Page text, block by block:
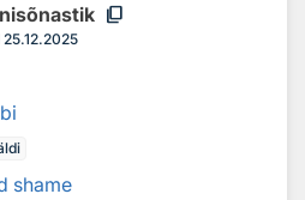
content_copy
25.12.2025
shame